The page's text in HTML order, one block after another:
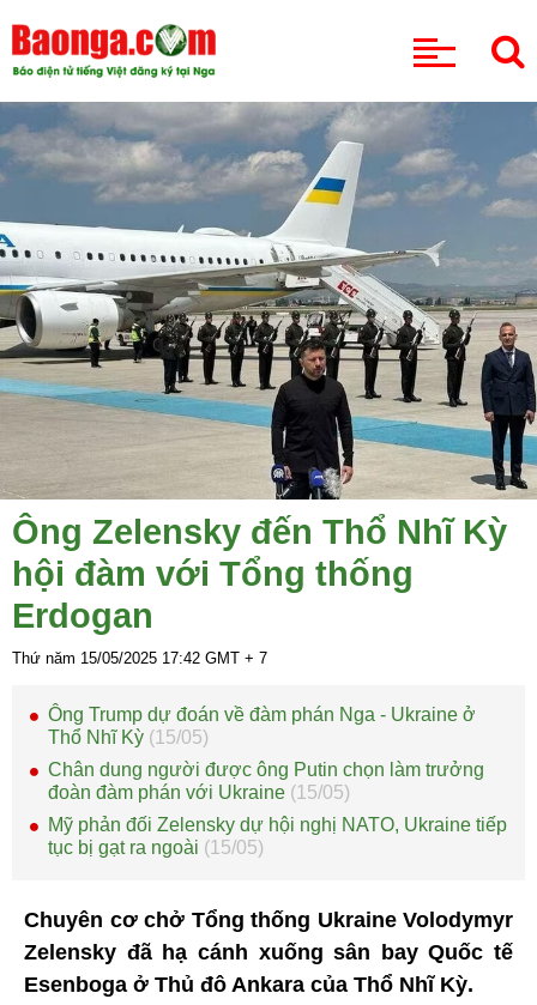
Ông Zelensky đến Thổ Nhĩ Kỳ
hội đàm với Tổng thống
Erdogan
Thứ năm 15/05/2025 17:42 GMT + 7
Ông Trump dự đoán về đàm phán Nga - Ukraine ở
Thổ Nhĩ Kỳ (15/05)
Chân dung người được ông Putin chọn làm trưởng
đoàn đàm phán với Ukraine (15/05)
Mỹ phản đối Zelensky dự hội nghị NATO, Ukraine tiếp
tục bị gạt ra ngoài (15/05)
Chuyên cơ chở Tổng thống Ukraine Volodymyr
Zelensky đã hạ cánh xuống sân bay Quốc tế
Esenboga ở Thủ đô Ankara của Thổ Nhĩ Kỳ.